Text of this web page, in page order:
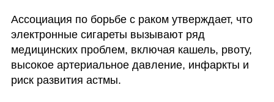
Ассоциация по борьбе с раком утверждает, что
электронные сигареты вызывают ряд
медицинских проблем, включая кашель, рвоту,
высокое артериальное давление, инфаркты и
риск развития астмы.